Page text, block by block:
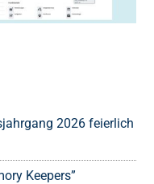
2026 feierlich
Keepers”